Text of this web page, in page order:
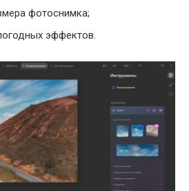
фотоснимка;
эффектов.